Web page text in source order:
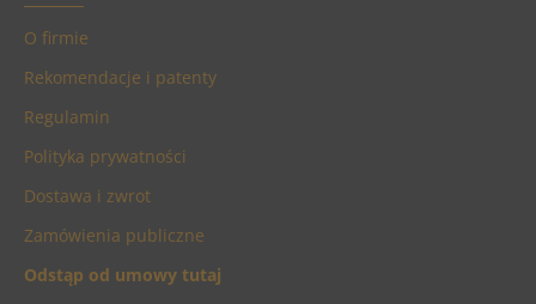
O firmie
Rekomendacje i patenty
Regulamin
Polityka prywatności
Dostawa i zwrot
Zamówienia publiczne
Odstąp od umowy tutaj